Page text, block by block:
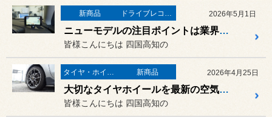
新商品 2026年5月1日
ニューモデルの注目ポイントは業界最大級の“4インチ画面”！スバル レヴォーグ（VN5）にユピテル レーザー&レーダー探知機「ZK2200」を取り付けました！
皆様こんにちは 四国高知の
新商品 2026年4月25日
大切なタイヤホイールを最新の空気圧センサーでしっかり守ります！スズキ スイフトスポーツ（ZC33S）に「BBS RF DB」&「ブリヂストン TPMS B-X1」を取り付けました！
皆様こんにちは 四国高知の